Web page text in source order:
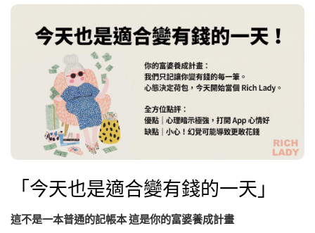
「今天也是適合變有錢的一天」
這不是一本普通的記帳本 這是你的富婆養成計畫